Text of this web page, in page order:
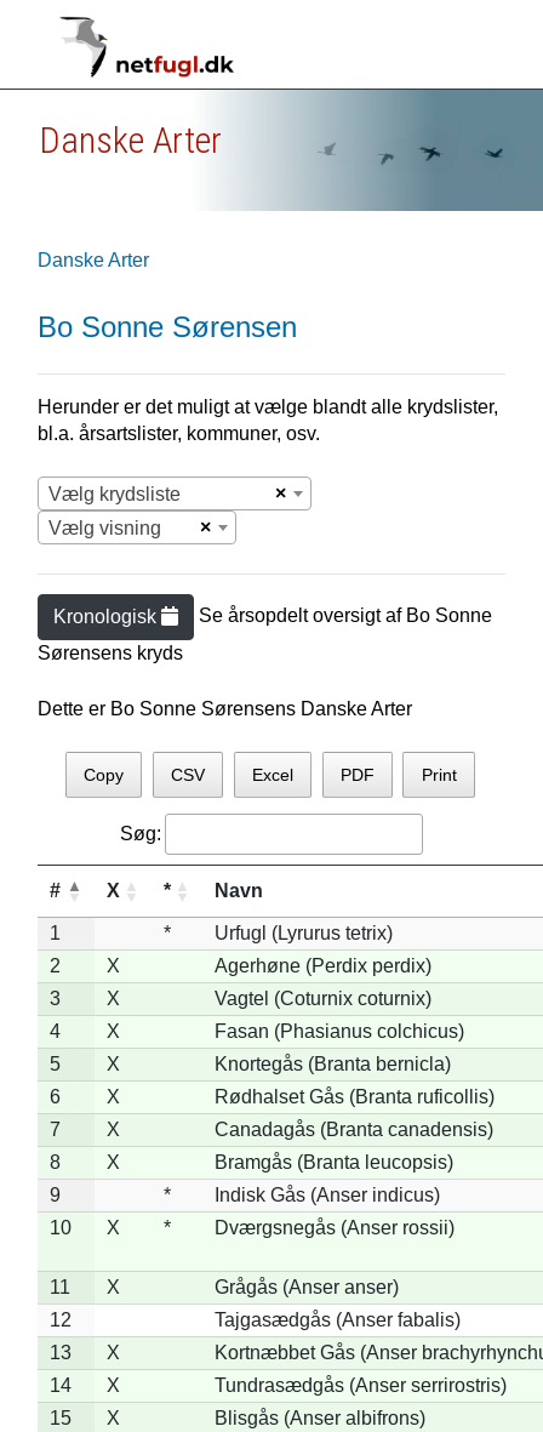
Danske Arter
Danske Arter
Bo Sonne Sørensen
Herunder er det muligt at vælge blandt alle krydslister,
bl.a. årsartslister, kommuner, osv.
×
Vælg krydsliste
×
Vælg visning
Kronologisk Se årsopdelt oversigt af Bo Sonne
Sørensens kryds
Dette er Bo Sonne Sørensens Danske Arter
Copy CSV Excel PDF Print
Søg:
# X * Navn
1 *
Urfugl (Lyrurus tetrix)
2
X
Agerhøne (Perdix perdix)
3
X
Vagtel (Coturnix coturnix)
4
X
Fasan (Phasianus colchicus)
5
X
Knortegås (Branta bernicla)
6
X
Rødhalset Gås (Branta ruficollis)
7
X
Canadagås (Branta canadensis)
8
X
Bramgås (Branta leucopsis)
9
*
Indisk Gås (Anser indicus)
10
X * Dværgsnegås (Anser rossii)
11 X
Grågås (Anser anser)
12
Tajgasædgås (Anser fabalis)
13
X
Kortnæbbet Gås (Anser
14
X
Tundrasædgås (Anser serrirostris)
15
X
Blisgås (Anser albifrons)